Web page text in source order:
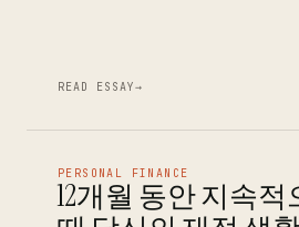
READ ESSAY→
PERSONAL FINANCE
12개월 동안 지속